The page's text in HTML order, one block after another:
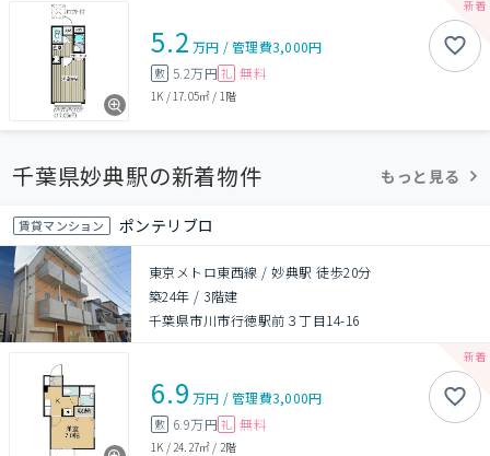
5.2 万円 /管理費3,000円
敷 5.2万円 礼 無料
1K / 17.05㎡ / 1階
千葉県妙典駅の新着物件 もっと見る
賃貸マンション ポンテリブロ
東京メトロ東西線 / 妙典駅 徒歩20分
築24年 / 3階建
千葉県市川市行徳駅前３丁目14-16
6.9 万円 /管理費3,000円
敷 6.9万円 礼 無料
1K / 24.27㎡ / 2階